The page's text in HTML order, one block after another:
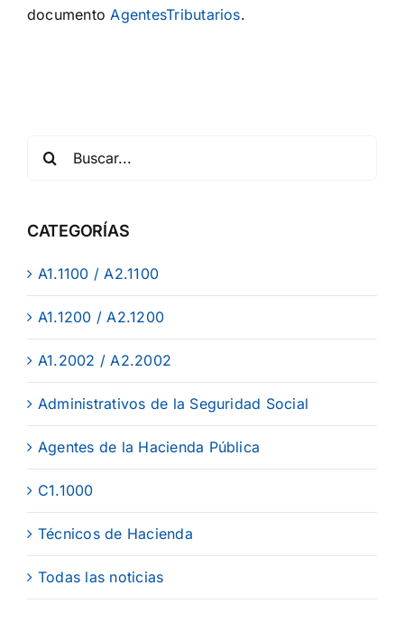
documentoAgentesTributarios.
CATEGORÍAS
A1.1100 / A2.1100
A1.1200 / A2.1200
A1.2002 / A2.2002
Administrativos de la Seguridad Social
Agentes de la Hacienda Pública
C1.1000
Técnicos de Hacienda
Todas las noticias